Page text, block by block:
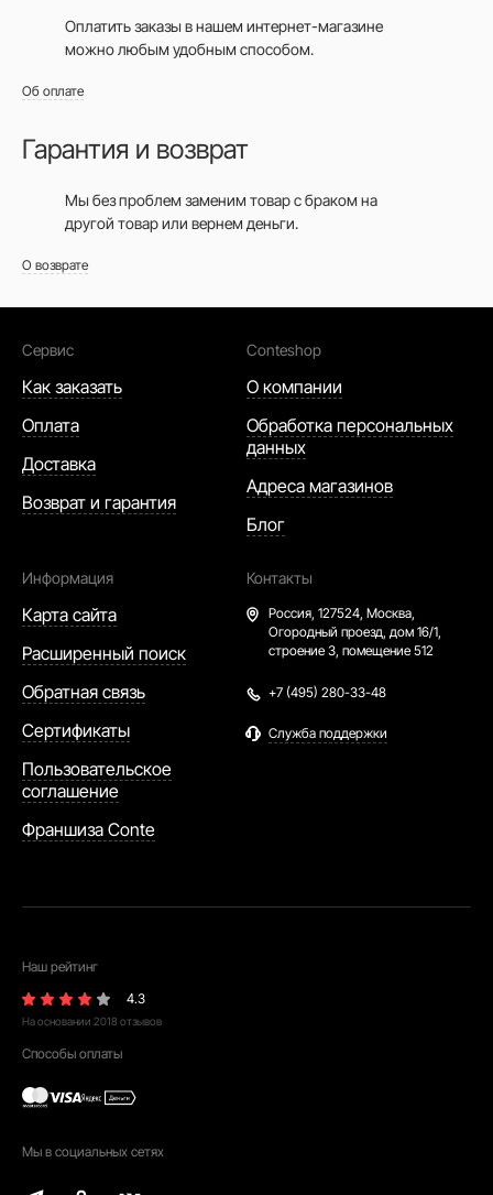
Оплатить заказы в нашем интернет-магазине
можно любым удобным способом.
Об оплате
Гарантия и возврат
Мы без проблем заменим товар с браком на
другой товар или вернем деньги.
О возврате
Сервис
Как заказать
Оплата
Доставка
Возврат и гарантия
Conteshop
О компании
Обработка персональных
данных
Адреса магазинов
Блог
Информация
Карта сайта
Расширенный поиск
Обратная связь
Сертификаты
Пользовательское
соглашение
Франшиза Conte
Контакты
Россия, 127524, Москва,
Огородный проезд, дом 16/1,
строение 3, помещение 512
+7 (495) 280-33-48
Служба поддержки
Наш рейтинг
4.3
На основании 2018 отзывов
Способы оплаты
Мы в социальных сетях